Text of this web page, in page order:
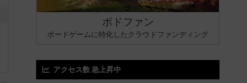
ボドファン
ボードゲームに特化したクラウドファンディング
アクセス数 急上昇中